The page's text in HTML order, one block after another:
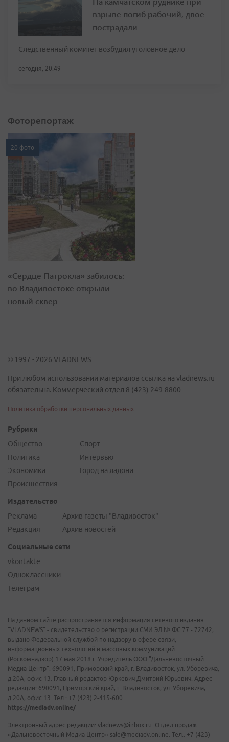
взрыве погиб рабочий, двое
пострадали
Следственный комитет возбудил уголовное дело
сегодня, 20:49
Фоторепортаж
20 фото
«Сердце Патрокла» забилось:
во Владивостоке открыли
новый сквер
© 1997 - 2026 VLADNEWS
При любом использовании материалов ссылка на vladnews.ru
обязательна. Коммерческий отдел 8 (423) 249-8800
Политика обработки персональных данных
Рубрики
Общество
Политика
Экономика
Происшествия
Спорт
Интервью
Город на ладони
Издательство
Реклама
Редакция
Архив газеты "Владивосток"
Архив новостей
Социальные сети
vkontakte
Одноклассники
Телеграм
На данном сайте распространяется информация сетевого издания
"VLADNEWS" - свидетельство о регистрации СМИ ЭЛ № ФС 77 - 72742,
выдано Федеральной службой по надзору в сфере связи,
информационных технологий и массовых коммуникаций
(Роскомнадзор) 17 мая 2018 г. Учредитель ООО "Дальневосточный
Медиа Центр". 690091, Приморский край, г. Владивосток, ул. Уборевича,
д.20А, офис 13. Главный редактор Юркевич Дмитрий Юрьевич. Адрес
редакции: 690091, Приморский край, г. Владивосток, ул. Уборевича,
д.20А, офис 13. Тел.: +7 (423) 2-415-600.
https://mediadv.online/
Электронный адрес редакции: vladnews@inbox.ru. Отдел продаж
«Дальневосточный Медиа Центр» sale@mediadv.online. Тел.: +7 (423)